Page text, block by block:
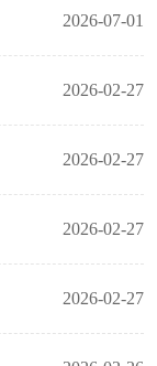
2026-07-01
2026-02-27
2026-02-27
2026-02-27
2026-02-27